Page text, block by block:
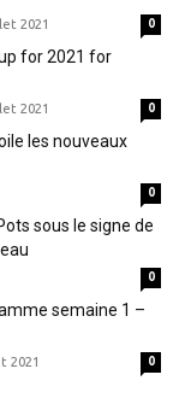
2021 0
for 2021 for
2021 0
les nouveaux
0
sous le signe de
0
semaine 1 –
2021 0